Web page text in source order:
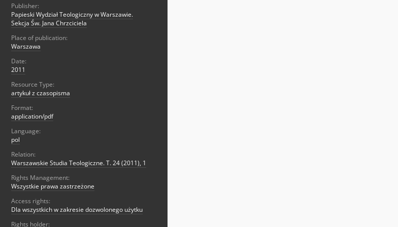
Publisher:
Papieski Wydział Teologiczny w Warszawie.
Sekcja Św. Jana Chrzciciela
Place of publication:
Warszawa
Date:
2011
Resource Type:
artykuł z czasopisma
Format:
application/pdf
Language:
pol
Relation:
Warszawskie Studia Teologiczne. T. 24 (2011), 1
Rights Management:
Wszystkie prawa zastrzeżone
Access rights:
Dla wszystkich w zakresie dozwolonego użytku
Rights holder: